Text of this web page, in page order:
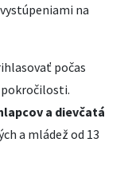
na
počas
pokročilosti.
a dievčatá
a mládež od 13